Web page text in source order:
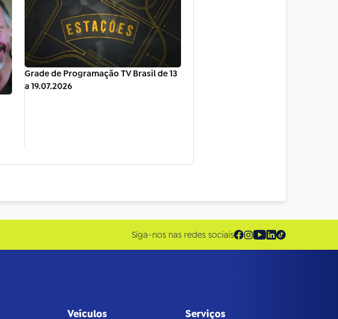
Grade de Programação TV Brasil de 13
a 19.07.2026
Siga-nos nas redes sociais
Veículos Serviços